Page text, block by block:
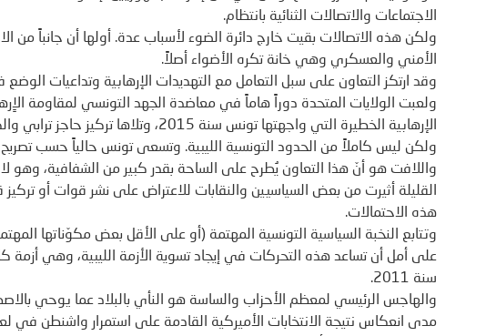
الاجتماعات والاتصالات الثنائية بانتظام.
ولكن هذه الاتصالات بقيت خارج دائرة الضوء لأسباب عدة. أولها أن جانباً من
الأمني والعسكري وهي خانة تكره الأضواء أصلاً.
وقد ارتكز التعاون على سبل التعامل مع التهديدات الإرهابية وتداعيات الوضع
ولعبت الولايات المتحدة دوراً هاماً في معاضدة الجهد التونسي لمقاومة
ولكن ليس كاملاً من الحدود التونسية الليبية. وتسعى تونس حالياً حسب تصريح
واللافت هو أنّ هذا التعاون يُطرح على الساحة بقدر كبير من الشفافية، وهو
القليلة أثيرت من بعض السياسيين والنقابات للاعتراض على نشر قوات أو
هذه الاحتمالات.
وتتابع النخبة السياسية التونسية المهتمة (أو على الأقل بعض مكوّناتها
على أمل أن تساعد هذه التحركات في إيجاد تسوية الأزمة الليبية، وهي
سنة 2011.
والهاجس الرئيسي لمعظم الأحزاب والساسة هو النأي بالبلاد عما يوحي
مدى انعكاس نتيجة الانتخابات الأميركية القادمة على استمرار واشنطن